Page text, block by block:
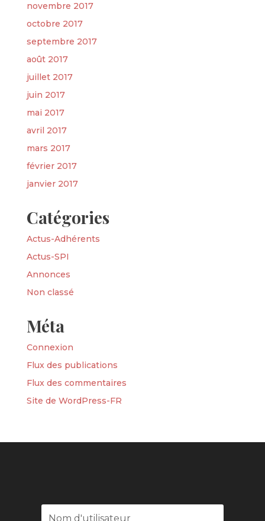
novembre 2017
octobre 2017
septembre 2017
août 2017
juillet 2017
juin 2017
mai 2017
avril 2017
mars 2017
février 2017
janvier 2017
Catégories
Actus-Adhérents
Actus-SPI
Annonces
Non classé
Méta
Connexion
Flux des publications
Flux des commentaires
Site de WordPress-FR